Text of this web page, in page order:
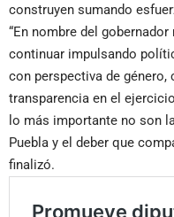
construyen sumando
“En nombre del
continuar impulsando
con perspectiva de
transparencia en el
lo más importante no son
Puebla y el deber que
finalizó.